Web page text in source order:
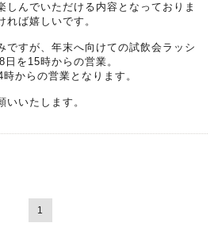
しんでいただける内容となっておりま
れば嬉しいです。
ですが、年末へ向けての試飲会ラッシ
を15時からの営業。
からの営業となります。
いいたします。
1